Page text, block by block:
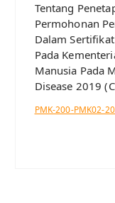
Tentang
Permohonan
Dalam
Pada
Manusia Pada
Disease 2019
PMK-200-PMK02-